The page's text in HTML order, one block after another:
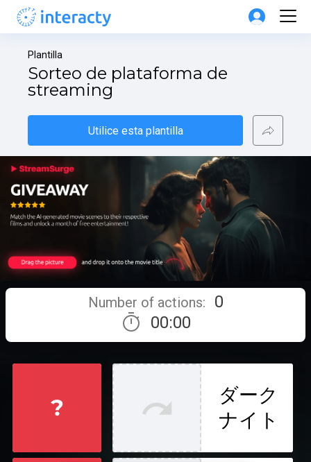
Plantilla
Sorteo de plataforma de
streaming
Utilice esta plantilla